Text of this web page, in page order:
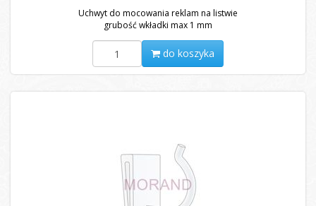
Uchwyt do mocowania reklam na listwie
grubość wkładki max 1 mm
do koszyka